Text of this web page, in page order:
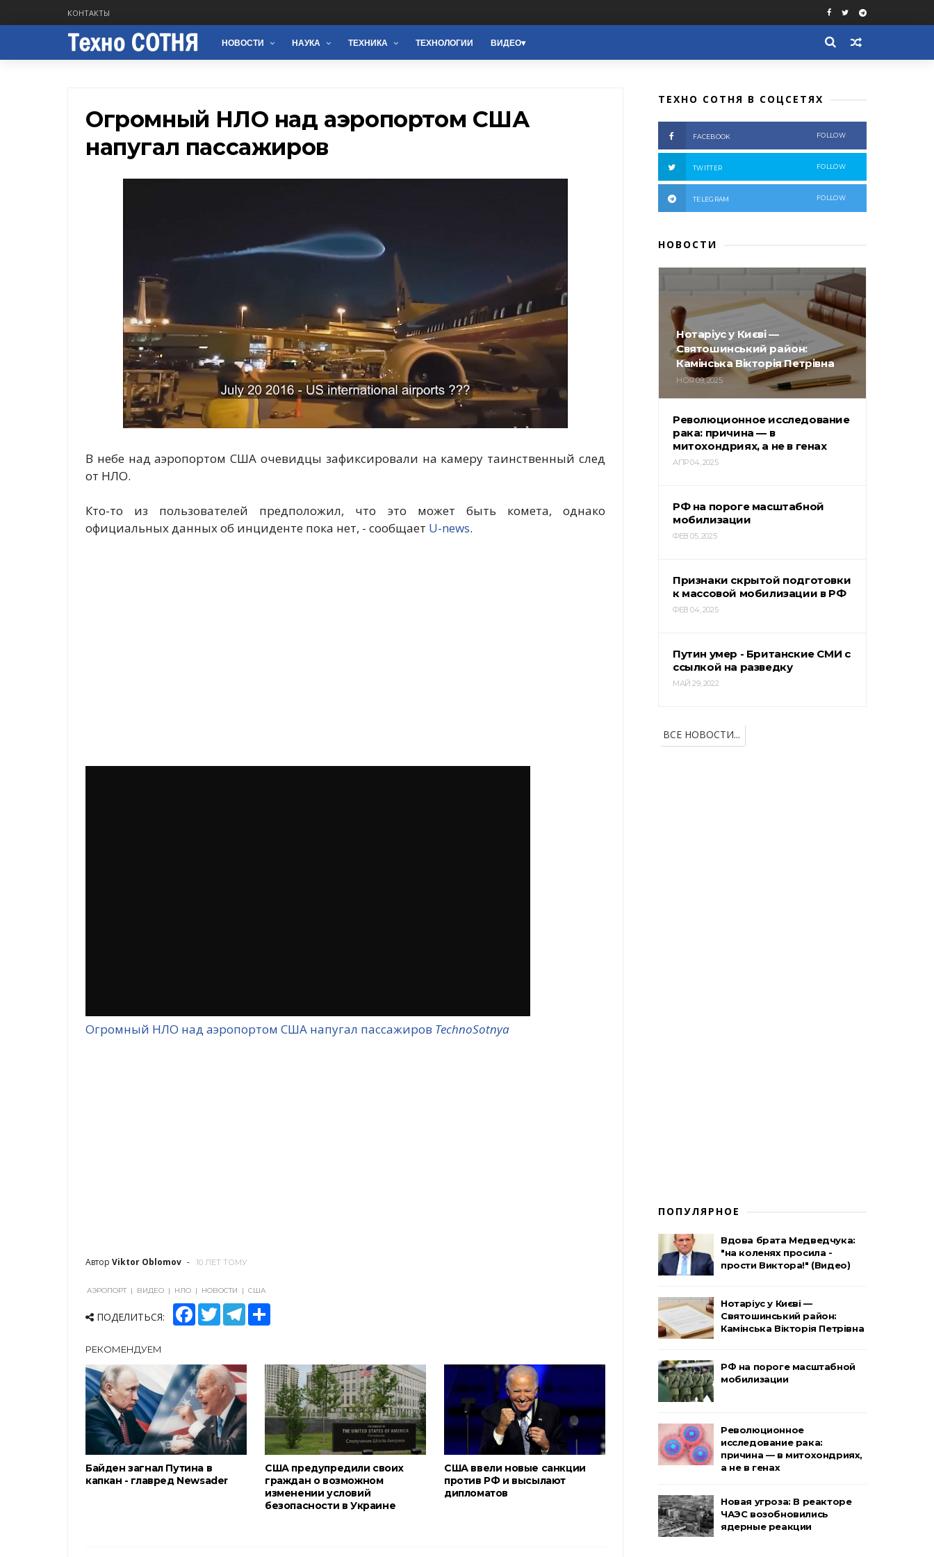
КОНТАКТЫ
НОВОСТИ НАУКА ТЕХНИКА ТЕХНОЛОГИИ ВИДЕО
Огромный НЛО над аэропортом США
напугал пассажиров
В небе над аэропортом США очевидцы зафиксировали на камеру таинственный след
от НЛО.
Кто-то из пользователей предположил, что это может быть комета, однако
официальных данных об инциденте пока нет, - сообщает U-news.
Огромный НЛО над аэропортом США напугал пассажиров TechnoSotnya
Автор Viktor Oblomov 10 ЛЕТ ТОМУ
АЭРОПОРТ | ВИДЕО | НЛО | НОВОСТИ | США
ПОДЕЛИТЬСЯ:
F
o
o
k
T
w
e
r
T
r
a
m
РЕКОМЕНДУЕМ
Байден загнал Путина в
капкан - главред Newsader
США предупредили своих
граждан о возможном
изменении условий
безопасности в Украине
США ввели новые санкции
против РФ и высылают
дипломатов
ТЕХНО СОТНЯ В СОЦСЕТЯХ
FACEBOOK FOLLOW
TWITTER FOLLOW
TELEGRAM FOLLOW
НОВОСТИ
Нотаріус у Києві —
Святошинський район:
Камінська Вікторія Петрівна
НОЯ 09, 2025
Революционное исследование
рака: причина — в
митохондриях, а не в генах
АПР 04, 2025
РФ на пороге масштабной
мобилизации
ФЕВ 05, 2025
Признаки скрытой подготовки
к массовой мобилизации в РФ
ФЕВ 04, 2025
Путин умер - Британские СМИ с
ссылкой на разведку
МАЙ 29, 2022
ВСЕ НОВОСТИ...
ПОПУЛЯРНОЕ
Вдова брата Медведчука:
"на коленях просила -
прости Виктора!" (Видео)
Нотаріус у Києві —
Святошинський район:
Камінська Вікторія Петрівна
РФ на пороге масштабной
мобилизации
Революционное
исследование рака:
причина — в митохондриях,
а не в генах
Новая угроза: В реакторе
ЧАЭС возобновились
ядерные реакции